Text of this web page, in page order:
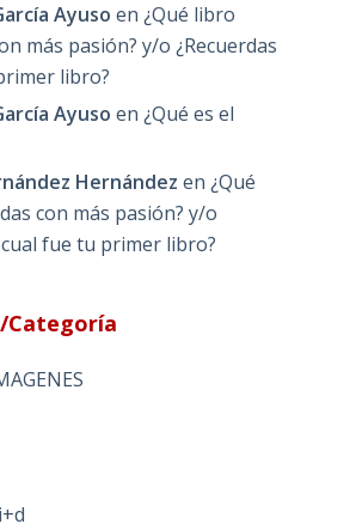
Ayuso en ¿Qué libro
más pasión? y/o ¿Recuerdas
libro?
Ayuso en ¿Qué es el
Hernández en ¿Qué
con más pasión? y/o
cual fue tu primer libro?
Categoría